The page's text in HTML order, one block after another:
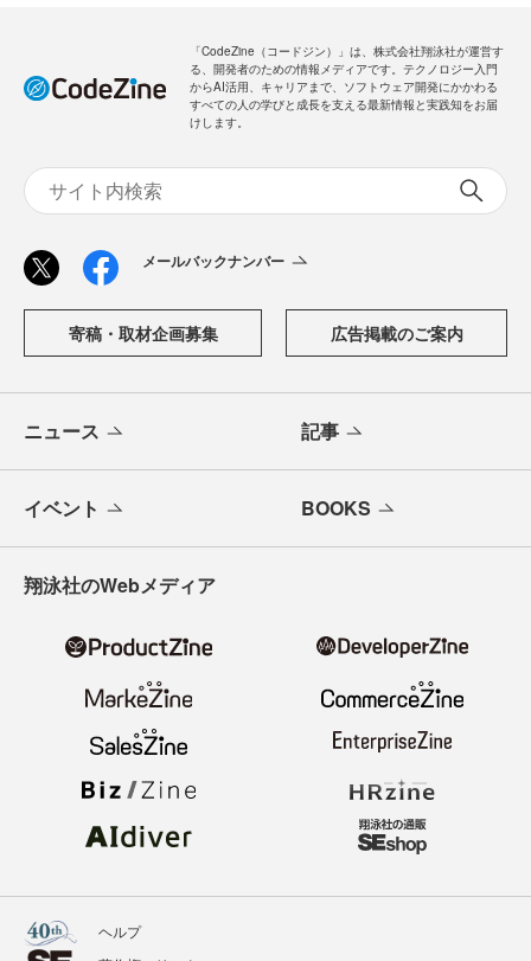
「CodeZine（コードジン）」は、株式会社翔泳社が運営す
る、開発者のための情報メディアです。テクノロジー入門
からAI活用、キャリアまで、ソフトウェア開発にかかわる
すべての人の学びと成長を支える最新情報と実践知をお届
けします。
メールバックナンバー
寄稿・取材企画募集 広告掲載のご案内
ニュース 記事
イベント BOOKS
翔泳社のWebメディア
ヘルプ